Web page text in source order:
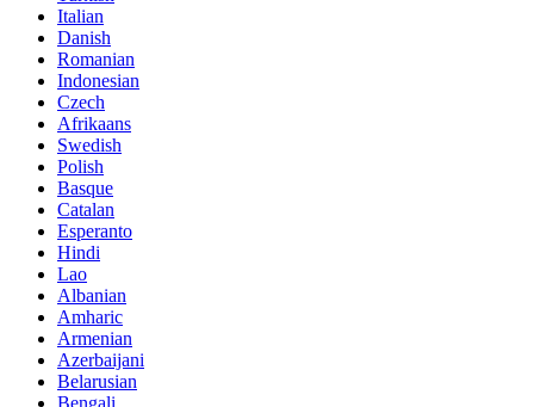
Italian
Danish
Romanian
Indonesian
Czech
Afrikaans
Swedish
Polish
Basque
Catalan
Esperanto
Hindi
Lao
Albanian
Amharic
Armenian
Azerbaijani
Belarusian